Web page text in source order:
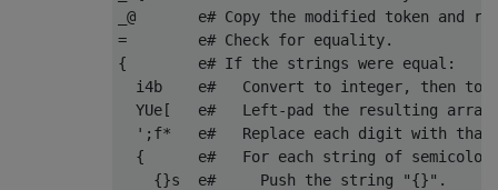
_@       e# Copy the modified token
=        e# Check for equality.
{        e# If the strings were equal:
i4b    e#   Convert to integer, then to
YUe[   e#   Left-pad the resulting
';f*   e#   Replace each digit with that
{      e#   For each string of
    {}s  e#     Push the string "{}".